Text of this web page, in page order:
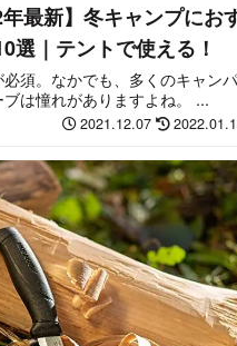
年最新】冬キャンプにお
選｜テントで使える！
須。なかでも、多くのキャンパ
は憧れがありますよね。 ...
2021.12.07